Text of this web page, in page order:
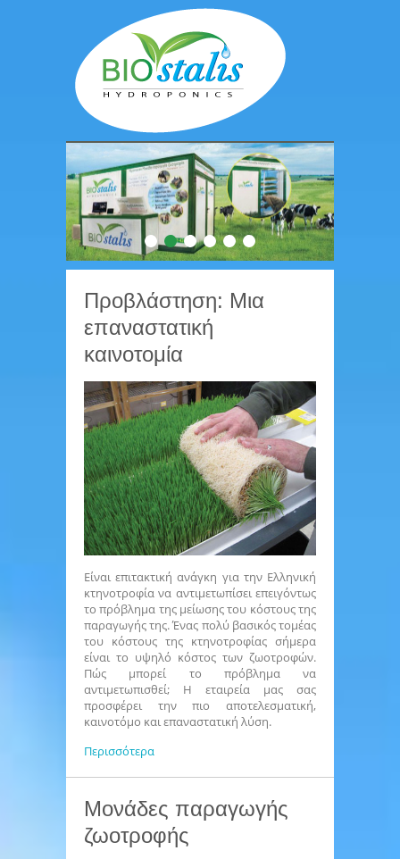
1 2 3 4 5 6
Προβλάστηση: Μια
επαναστατική
καινοτομία
Είναι επιτακτική ανάγκη για την Ελληνική
κτηνοτροφία να αντιμετωπίσει επειγόντως
το πρόβλημα της μείωσης του κόστους της
παραγωγής της. Ένας πολύ βασικός τομέας
του κόστους της κτηνοτροφίας σήμερα
είναι το υψηλό κόστος των ζωοτροφών.
Πώς μπορεί το πρόβλημα να
αντιμετωπισθεί; Η εταιρεία μας σας
προσφέρει την πιο αποτελεσματική,
καινοτόμο και επαναστατική λύση.
Περισσότερα
Μονάδες παραγωγής
ζωοτροφής